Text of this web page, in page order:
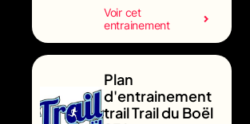
Voir cet
entrainement
Plan
d'entrainement
trail Trail du Boël